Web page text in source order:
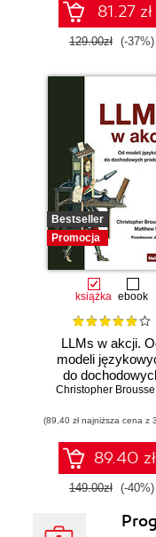
81.27 zł
129.00zł (-37%)
Bestseller
Promocja
książka ebook
LLMs w akcji.
modeli
do
produktów
(89,40 zł najniższa cena z
89.40 zł
149.00zł (-40%)